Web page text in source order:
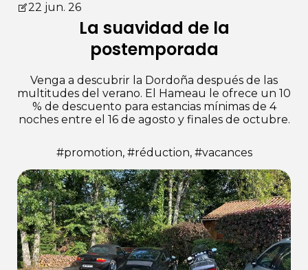
22 jun. 26
La suavidad de la
postemporada
Venga a descubrir la Dordoña después de las
multitudes del verano. El Hameau le ofrece un 10
% de descuento para estancias mínimas de 4
noches entre el 16 de agosto y finales de octubre.
#promotion, #réduction, #vacances